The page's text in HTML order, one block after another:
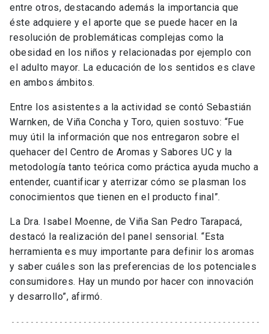
entre otros, destacando además la importancia que
éste adquiere y el aporte que se puede hacer en la
resolución de problemáticas complejas como la
obesidad en los niños y relacionadas por ejemplo con
el adulto mayor. La educación de los sentidos es clave
en ambos ámbitos.
Entre los asistentes a la actividad se contó Sebastián
Warnken, de Viña Concha y Toro, quien sostuvo: “Fue
muy útil la información que nos entregaron sobre el
quehacer del Centro de Aromas y Sabores UC y la
metodología tanto teórica como práctica ayuda mucho a
entender, cuantificar y aterrizar cómo se plasman los
conocimientos que tienen en el producto final”.
La Dra. Isabel Moenne, de Viña San Pedro Tarapacá,
destacó la realización del panel sensorial. “Esta
herramienta es muy importante para definir los aromas
y saber cuáles son las preferencias de los potenciales
consumidores. Hay un mundo por hacer con innovación
y desarrollo”, afirmó.